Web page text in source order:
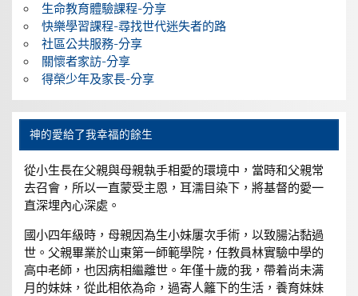
生命教育體驗課程-分享
快樂學習課程-尋找世代迷失者的路
社區公共服務-分享
關懷者家訪-分享
得榮少年及家長-分享
神的愛給了我幸福的餘生
從小生長在父親與母親執手相愛的環境中，當時和父親常
去召會，所以一直蒙受主恩，耳濡目染下，將基督的愛一
直深埋內心深處。
國小四年級時，母親因為生小妹屢次手術，以致腸沾黏過
世。父親畢業於山東第一師範學院，任教員林實驗中學的
高中老師，也因病相繼離世。年僅十歲的我，帶着尚未满
月的妹妹，從此相依為命，過寄人籬下的生活，養育妹妹